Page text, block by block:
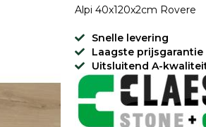
Alpi 40x120x2cm Rovere
Snelle levering
Laagste prijsgarantie
Uitsluitend A-